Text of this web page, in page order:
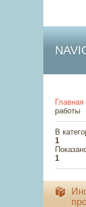
Главная
работы
В
1
1